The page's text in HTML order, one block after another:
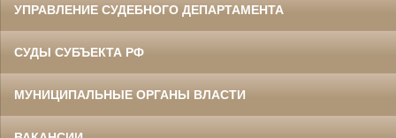
УПРАВЛЕНИЕ СУДЕБНОГО ДЕПАРТАМЕНТА
СУДЫ СУБЪЕКТА РФ
МУНИЦИПАЛЬНЫЕ ОРГАНЫ ВЛАСТИ